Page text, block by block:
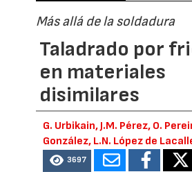
Más allá de la soldadura
Taladrado por
en materiales
disimilares
G. Urbikain, J.M. Pérez, O.
González, L.N. López de
3697